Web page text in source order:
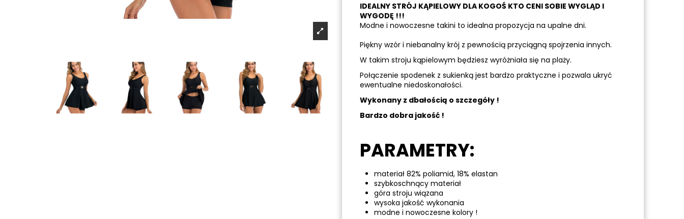
IDEALNY STRÓJ KĄPIELOWY DLA KOGOŚ KTO CENI SOBIE WYGLĄD I
WYGODĘ !!!
Modne i nowoczesne takini to idealna propozycja na upalne dni.
Piękny wzór i niebanalny krój z pewnością przyciągną spojrzenia innych.
W takim stroju kąpielowym będziesz wyróżniała się na plaży.
Połączenie spodenek z sukienką jest bardzo praktyczne i pozwala ukryć
ewentualne niedoskonałości.
Wykonany z dbałością o szczegóły !
Bardzo dobra jakość !
PARAMETRY:
materiał 82% poliamid, 18% elastan
szybkoschnący materiał
góra stroju wiązana
wysoka jakość wykonania
modne i nowoczesne kolory !